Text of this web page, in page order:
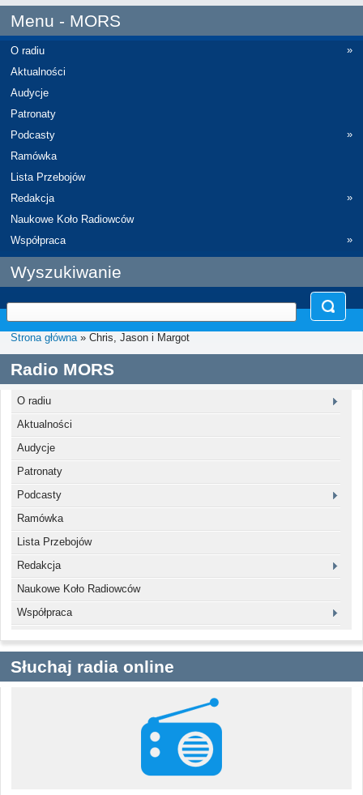
Menu - MORS
O radiu
»
Aktualności
Audycje
Patronaty
Podcasty
»
Ramówka
Lista Przebojów
Redakcja
»
Naukowe Koło Radiowców
Współpraca
»
Wyszukiwanie
Strona główna» Chris, Jason i Margot
Radio MORS
O radiu
Aktualności
Audycje
Patronaty
Podcasty
Ramówka
Lista Przebojów
Redakcja
Naukowe Koło Radiowców
Współpraca
Słuchaj radia online